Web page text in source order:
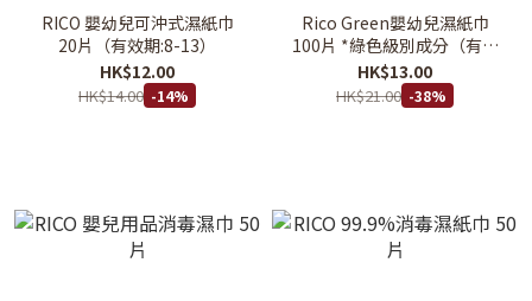
RICO 嬰幼兒可沖式濕紙巾
20片（有效期:8-13）
HK$12.00
HK$14.00 -14%
Rico Green嬰幼兒濕紙巾
100片 *綠色級別成分（有效
期：8-2）
HK$13.00
HK$21.00 -38%